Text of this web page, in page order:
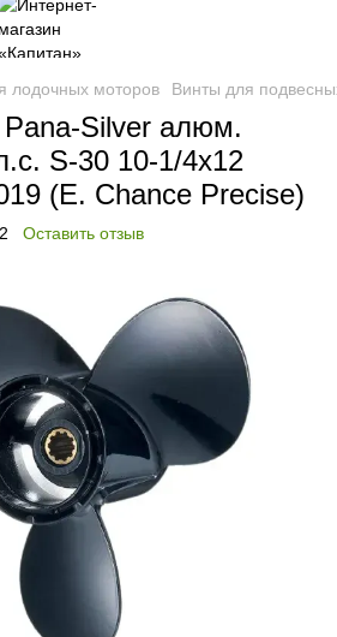
лодочных моторов Винты для
Pana-Silver алюм.
S-30 10-1/4x12
(E. Chance Precise)
Оставить отзыв